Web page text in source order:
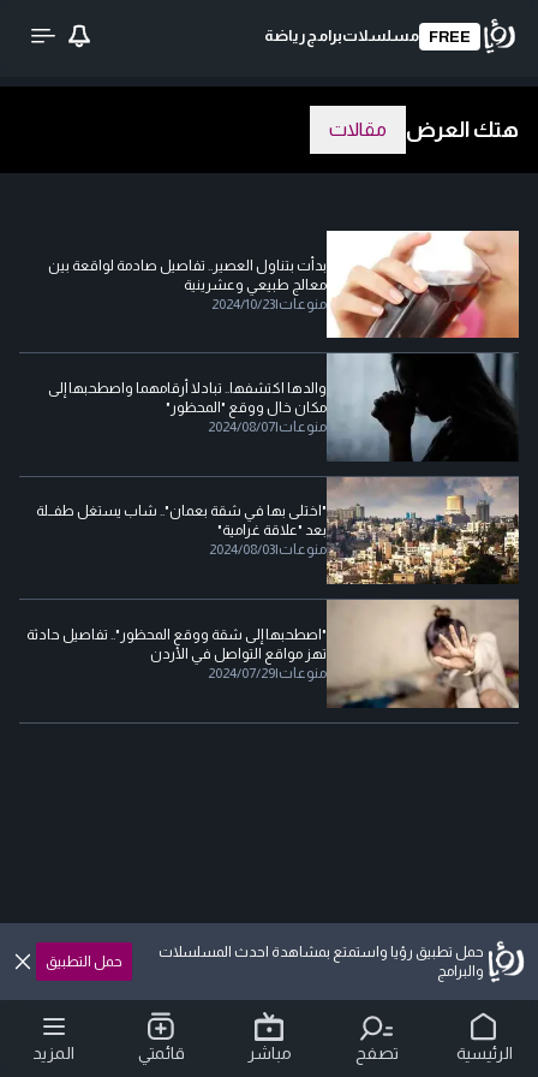
FREE مسلسلاتبرامج رياضة
هتك العرض مقالات
بدأت بتناول العصير.. تفاصيل صادمة لواقعة بين
معالج طبيعي وعشرينية
منوعات|
2024/10/23
والدها اكتشفها.. تبادلا أرقامهما واصطحبها إلى
مكان خال ووقع "المحظور"
منوعات|
2024/08/07
"اختلى بها في شقة بعمان".. شاب يستغل طفــلة
بعد "علاقة غرامية"
منوعات|
2024/08/03
"اصطحبها إلى شقة ووقع المحظور".. تفاصيل حادثة
تهز مواقع التواصل في الأردن
منوعات|
2024/07/29
حمل تطبيق رؤيا واستمتع بمشاهدة احدث المسلسلات
والبرامج
حمل التطبيق
الرئيسية تصفح مباشر قائمتي المزيد